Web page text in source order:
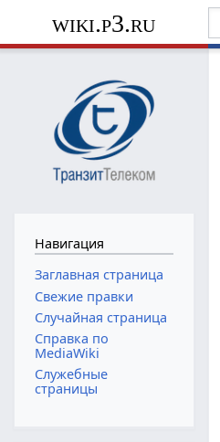
wiki.p3.ru
Навигация
Заглавная страница
Свежие правки
Случайная страница
Справка по
MediaWiki
Служебные
страницы